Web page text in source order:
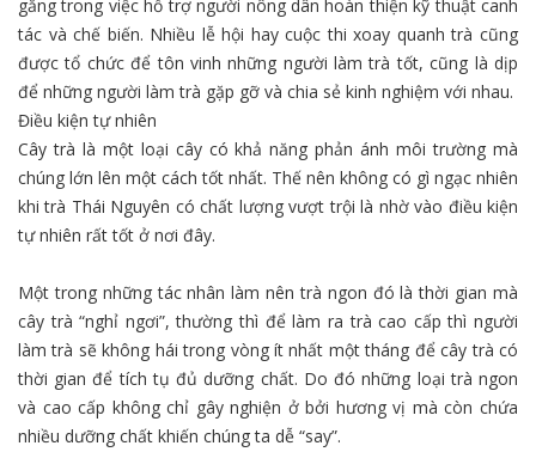
gắng trong việc hỗ trợ người nông dân hoàn thiện kỹ thuật canh
tác và chế biến. Nhiều lễ hội hay cuộc thi xoay quanh trà cũng
được tổ chức để tôn vinh những người làm trà tốt, cũng là dịp
để những người làm trà gặp gỡ và chia sẻ kinh nghiệm với nhau.
Điều kiện tự nhiên
Cây trà là một loại cây có khả năng phản ánh môi trường mà
chúng lớn lên một cách tốt nhất. Thế nên không có gì ngạc nhiên
khi trà Thái Nguyên có chất lượng vượt trội là nhờ vào điều kiện
tự nhiên rất tốt ở nơi đây.
Một trong những tác nhân làm nên trà ngon đó là thời gian mà
cây trà “nghỉ ngơi”, thường thì để làm ra trà cao cấp thì người
làm trà sẽ không hái trong vòng ít nhất một tháng để cây trà có
thời gian để tích tụ đủ dưỡng chất. Do đó những loại trà ngon
và cao cấp không chỉ gây nghiện ở bởi hương vị mà còn chứa
nhiều dưỡng chất khiến chúng ta dễ “say”.